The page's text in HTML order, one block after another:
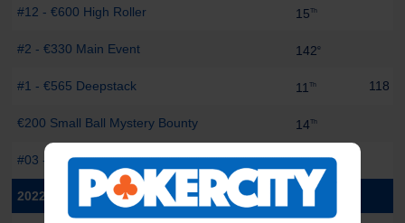
#12 - €600 High Roller 15Th
#2 - €330 Main Event 142e
#1 - €565 Deepstack 11Th 118
€200 Small Ball Mystery Bounty 14Th
#03 - €330 Main Event 43e
2022